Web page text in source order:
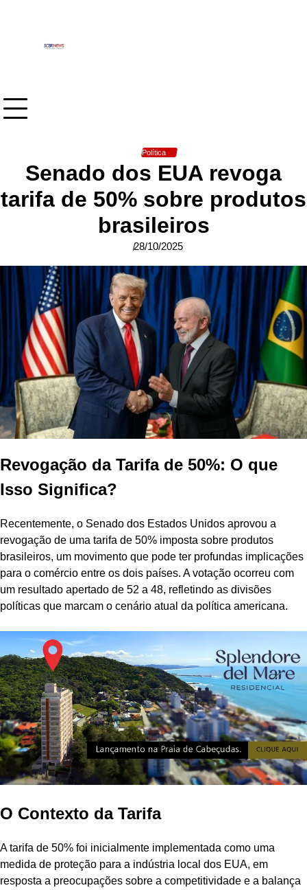
Política
Senado dos EUA revoga
tarifa de 50% sobre produtos
brasileiros
28/10/2025
Revogação da Tarifa de 50%: O que
Isso Significa?
Recentemente, o Senado dos Estados Unidos aprovou a
revogação de uma tarifa de 50% imposta sobre produtos
brasileiros, um movimento que pode ter profundas implicações
para o comércio entre os dois países. A votação ocorreu com
um resultado apertado de 52 a 48, refletindo as divisões
políticas que marcam o cenário atual da política americana.
O Contexto da Tarifa
A tarifa de 50% foi inicialmente implementada como uma
medida de proteção para a indústria local dos EUA, em
resposta a preocupações sobre a competitividade e a balança